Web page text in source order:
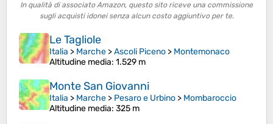
In qualità di associato Amazon, questo sito riceve una commissione
sugli acquisti idonei senza alcun costo aggiuntivo per te.
Le Tagliole
Italia > Marche >Ascoli Piceno > Montemonaco
Altitudine media: 1.529 m
Monte San Giovanni
Italia > Marche > Pesaro e Urbino > Mombaroccio
Altitudine media: 325 m